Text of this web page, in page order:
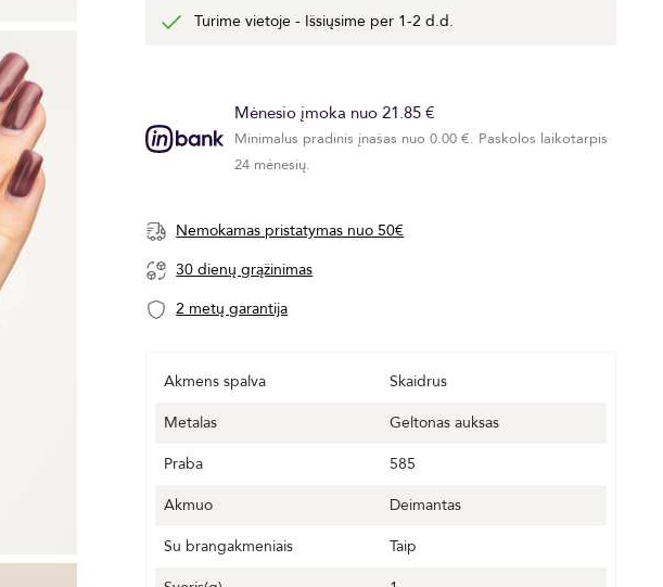
Turime vietoje - Išsiųsime per 1-2 d.d.
Mėnesio įmoka nuo 21.85 €
Minimalus pradinis įnašas nuo 0.00 €. Paskolos laikotarpis
24 mėnesių.
Nemokamas pristatymas nuo 50€
30 dienų grąžinimas
2 metų garantija
Akmens spalva
Skaidrus
Metalas
Geltonas auksas
Praba
585
Akmuo
Deimantas
Su brangakmeniais
Taip